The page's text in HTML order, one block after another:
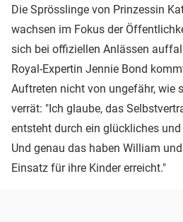
Die Sprösslinge von Prinzessin
wachsen im Fokus der
sich bei offiziellen Anlässen
Royal-Expertin Jennie Bond
Auftreten nicht von ungefähr, wie
verrät: "Ich glaube, das
entsteht durch ein glückliches
Und genau das haben William
Einsatz für ihre Kinder erreicht."